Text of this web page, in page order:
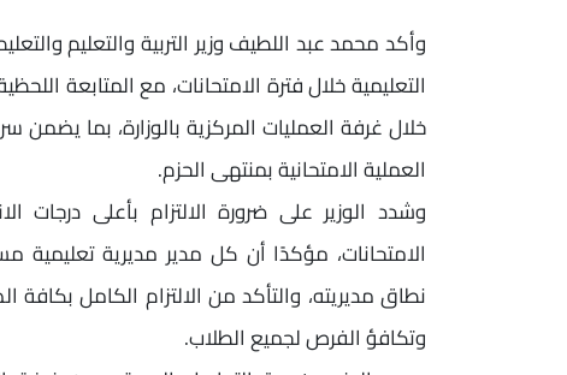
وأكد محمد عبد اللطيف وزير التربية والتعليم
التعليمية خلال فترة الامتحانات، مع المتابعة
خلال غرفة العمليات المركزية بالوزارة، بما
العملية الامتحانية بمنتهى الحزم.
وشدد الوزير على ضرورة الالتزام بأعلى درجات
الامتحانات، مؤكدًا أن كل مدير مديرية
نطاق مديريته، والتأكد من الالتزام الكامل
وتكافؤ الفرص لجميع الطلاب.